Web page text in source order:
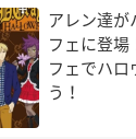
アレン達が
フェに登場
フェでハ
う！